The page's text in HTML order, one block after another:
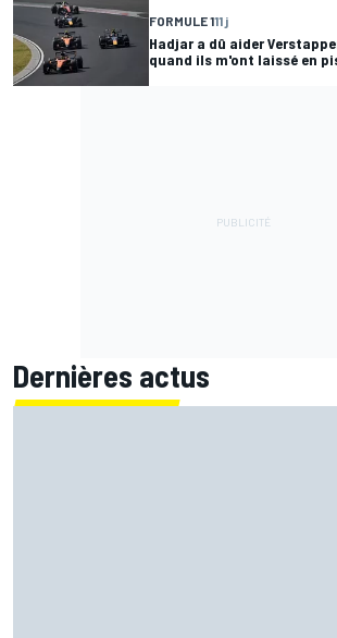
FORMULE 111 j
Hadjar a dû aider
quand ils m'ont laissé en
Dernières actus